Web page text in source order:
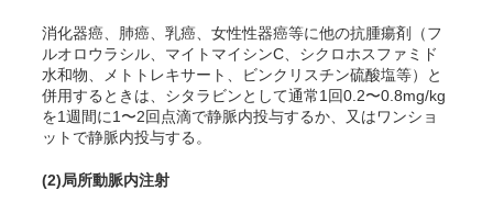
消化器癌、肺癌、乳癌、女性性器癌等に他の抗腫瘍剤（フ
ルオロウラシル、マイトマイシンC、シクロホスファミド
水和物、メトトレキサート、ビンクリスチン硫酸塩等）と
併用するときは、シタラビンとして通常1回0.2〜0.8mg/kg
を1週間に1〜2回点滴で静脈内投与するか、又はワンショ
ットで静脈内投与する。
(2)局所動脈内注射